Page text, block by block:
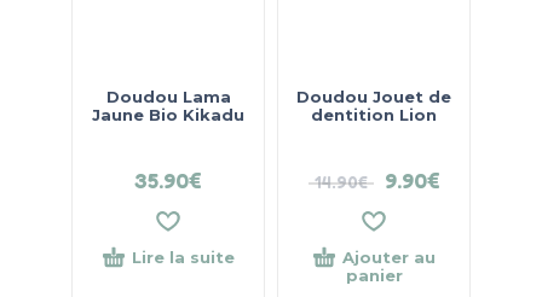
Doudou Lama
Jaune Bio Kikadu
35.90€
Lire la suite
Doudou Jouet de
dentition Lion
14.90€ 9.90€
Ajouter au
panier